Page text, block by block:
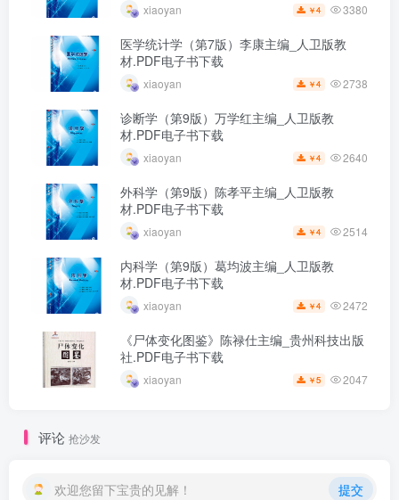
xiaoyan ￥4 3380
医学统计学（第7版）李康主编_人卫版教
材.PDF电子书下载
xiaoyan ￥4 2738
诊断学（第9版）万学红主编_人卫版教
材.PDF电子书下载
xiaoyan ￥4 2640
外科学（第9版）陈孝平主编_人卫版教
材.PDF电子书下载
xiaoyan ￥4 2514
内科学（第9版）葛均波主编_人卫版教
材.PDF电子书下载
xiaoyan ￥4 2472
《尸体变化图鉴》陈禄仕主编_贵州科技出版
社.PDF电子书下载
xiaoyan ￥5 2047
评论 抢沙发
欢迎您留下宝贵的见解！ 提交